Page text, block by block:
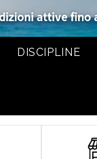
DISCIPLINE